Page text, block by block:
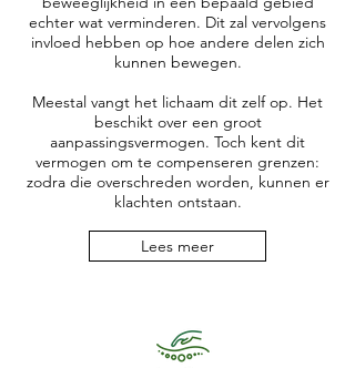
echter wat verminderen. Dit zal vervolgens
invloed hebben op hoe andere delen zich
kunnen bewegen.
Meestal vangt het lichaam dit zelf op. Het
beschikt over een groot
aanpassingsvermogen. Toch kent dit
vermogen om te compenseren grenzen:
zodra die overschreden worden, kunnen er
klachten ontstaan.
Lees meer